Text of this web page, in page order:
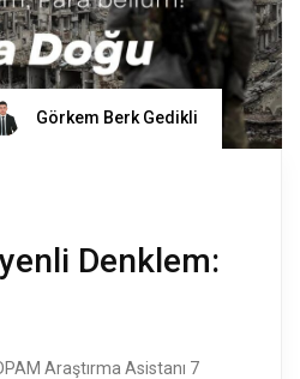
Görkem Berk Gedikli
Denklem:
Araştırma Asistanı 7